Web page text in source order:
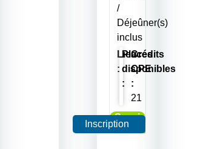
/
Déjeûner(s)
inclus
Lieu
:
Places
disponibles
:
Crédits
CPE
:
21
Session
garantie
Inscription